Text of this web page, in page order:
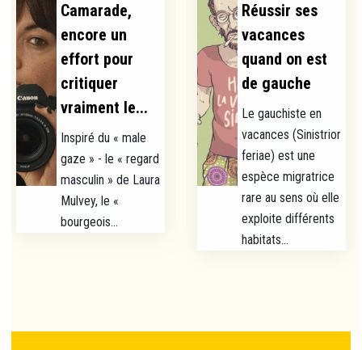
Camarade,
encore un
effort pour
critiquer
vraiment le...
Inspiré du « male
gaze » - le « regard
masculin » de Laura
Mulvey, le «
bourgeois...
Réussir ses
vacances
quand on est
de gauche
Le gauchiste en
vacances (Sinistrior
feriae) est une
espèce migratrice
rare au sens où elle
exploite différents
habitats...